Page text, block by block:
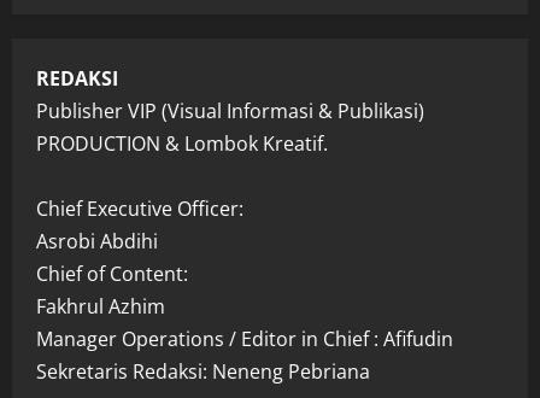
REDAKSI
Publisher VIP (Visual Informasi & Publikasi)
PRODUCTION & Lombok Kreatif.
Chief Executive Officer:
Asrobi Abdihi
Chief of Content:
Fakhrul Azhim
Manager Operations / Editor in Chief : Afifudin
Sekretaris Redaksi: Neneng Pebriana